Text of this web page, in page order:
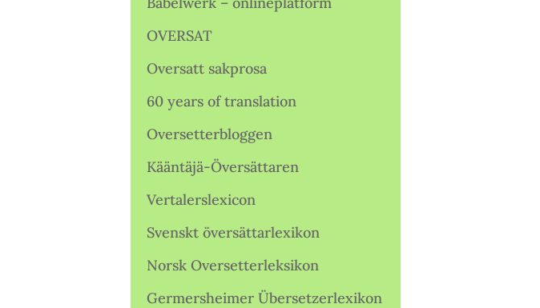
OVERSAT
Oversatt sakprosa
60 years of translation
Oversetterbloggen
Kääntäjä-Översättaren
Vertalerslexicon
Svenskt översättarlexikon
Norsk Oversetterleksikon
Germersheimer Übersetzerlexikon